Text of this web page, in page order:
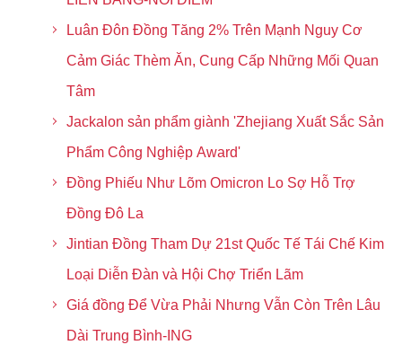
Luân Đôn Đồng Tăng 2% Trên Mạnh Nguy Cơ
Cảm Giác Thèm Ăn, Cung Cấp Những Mối Quan
Tâm
Jackalon sản phẩm giành 'Zhejiang Xuất Sắc Sản
Phẩm Công Nghiệp Award'
Đồng Phiếu Như Lõm Omicron Lo Sợ Hỗ Trợ
Đồng Đô La
Jintian Đồng Tham Dự 21st Quốc Tế Tái Chế Kim
Loại Diễn Đàn và Hội Chợ Triển Lãm
Giá đồng Để Vừa Phải Nhưng Vẫn Còn Trên Lâu
Dài Trung Bình-ING